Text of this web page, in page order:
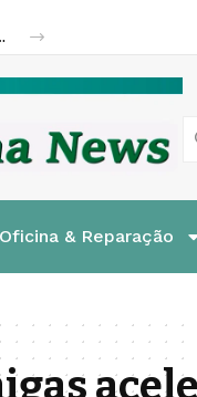
leves e pesados
Oficina & Reparação